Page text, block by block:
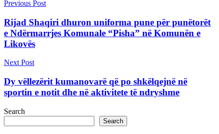
Previous Post
Rijad Shaqiri dhuron uniforma pune për punëtorët
e Ndërmarrjes Komunale “Pisha” në Komunën e
Likovës
Next Post
Dy vëllezërit kumanovarë që po shkëlqejnë në
sportin e notit dhe në aktivitete të ndryshme
Search
Search